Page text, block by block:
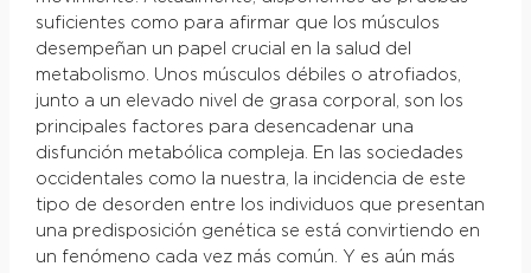
suficientes como para afirmar que los músculos
desempeñan un papel crucial en la salud del
metabolismo. Unos músculos débiles o atrofiados,
junto a un elevado nivel de grasa corporal, son los
principales factores para desencadenar una
disfunción metabólica compleja. En las sociedades
occidentales como la nuestra, la incidencia de este
tipo de desorden entre los individuos que presentan
una predisposición genética se está convirtiendo en
un fenómeno cada vez más común. Y es aún más